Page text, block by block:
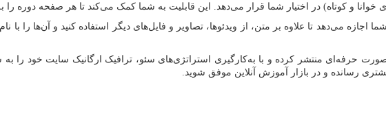
خوانا و کوتاه) در اختیار شما قرار می‌دهد. این قابلیت به شما کمک می‌کند تا هر صفحه دوره را
اجازه می‌دهد تا علاوه بر متن، از ویدئوها، تصاویر و فایل‌های دیگر استفاده کنید و آن‌ها را
صورت حرفه‌ای منتشر کرده و با به‌کارگیری استراتژی‌های سئو، ترافیک ارگانیک سایت خود را
رسانده و در بازار آموزش آنلاین موفق شوید.